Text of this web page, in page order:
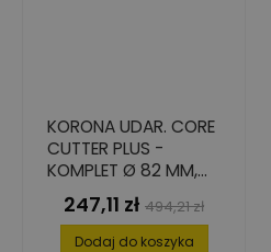
KORONA UDAR. CORE
CUTTER PLUS -
KOMPLET Ø 82 MM,
SDS-PLUS
Cena
247,11 zł Cena
podstawowa
494,21 zł
Dodaj do koszyka